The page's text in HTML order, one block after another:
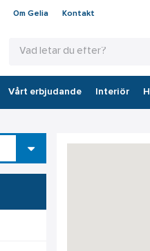
Om Gelia Kontakt
Vårt erbjudande Interiör